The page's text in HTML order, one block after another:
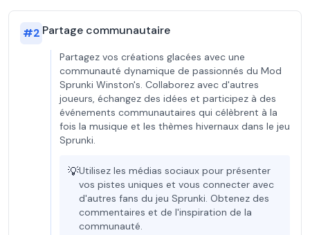
#2 Partage communautaire
Partagez vos créations glacées avec une
communauté dynamique de passionnés du Mod
Sprunki Winston's. Collaborez avec d'autres
joueurs, échangez des idées et participez à des
événements communautaires qui célèbrent à la
fois la musique et les thèmes hivernaux dans le jeu
Sprunki.
💡Utilisez les médias sociaux pour présenter
vos pistes uniques et vous connecter avec
d'autres fans du jeu Sprunki. Obtenez des
commentaires et de l'inspiration de la
communauté.